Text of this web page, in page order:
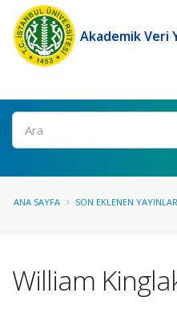
Akademik Veri
Ara
ANA SAYFA SON EKLENEN YAYINLAR
William